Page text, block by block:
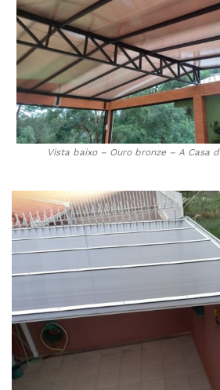
Vista baixo – Ouro bronze – A Casa